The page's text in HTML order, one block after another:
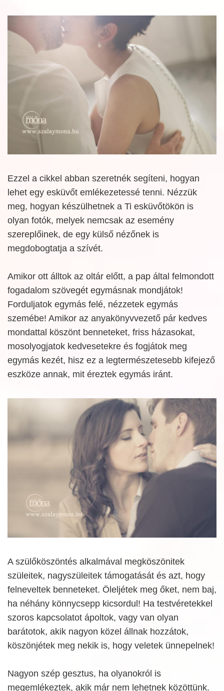
Ezzel a cikkel abban szeretnék segíteni, hogyan
lehet egy esküvőt emlékezetessé tenni. Nézzük
meg, hogyan készülhetnek a Ti esküvőtökön is
olyan fotók, melyek nemcsak az esemény
szereplőinek, de egy külső nézőnek is
megdobogtatja a szívét.
Amikor ott álltok az oltár előtt, a pap által felmondott
fogadalom szövegét egymásnak mondjátok!
Forduljatok egymás felé, nézzetek egymás
szemébe! Amikor az anyakönyvvezető pár kedves
mondattal köszönt benneteket, friss házasokat,
mosolyogjatok kedvesetekre és fogjátok meg
egymás kezét, hisz ez a legtermészetesebb kifejező
eszköze annak, mit éreztek egymás iránt.
A szülőköszöntés alkalmával megköszönitek
szüleitek, nagyszüleitek támogatását és azt, hogy
felneveltek benneteket. Öleljétek meg őket, nem baj,
ha néhány könnycsepp kicsordul! Ha testvéretekkel
szoros kapcsolatot ápoltok, vagy van olyan
barátotok, akik nagyon közel állnak hozzátok,
köszönjétek meg nekik is, hogy veletek ünnepelnek!
Nagyon szép gesztus, ha olyanokról is
megemlékeztek, akik már nem lehetnek közöttünk.